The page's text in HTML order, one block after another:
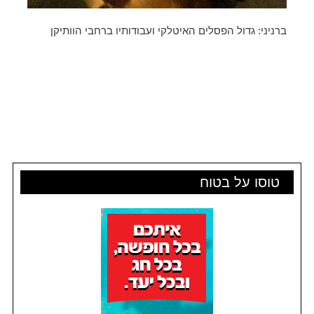
טוסו על בטוח
ברניני: גדול הפסלים האיטלקי ועבודותיו ברחבי הוותיקן